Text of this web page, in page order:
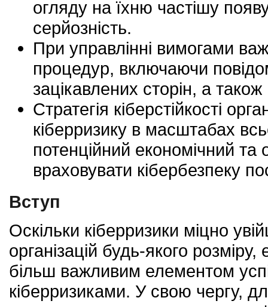
огляду на їхню частішу
серйозність.
При управлінні вимогами
процедур, включаючи
зацікавлених сторін, а
Стратегія кіберстійкості
кіберризику в масштабах
потенційний економічний
враховувати кібербезпеку
Вступ
Оскільки кіберризики міцно
організацій будь-якого
більш важливим елементом
кіберризиками. У свою чергу,